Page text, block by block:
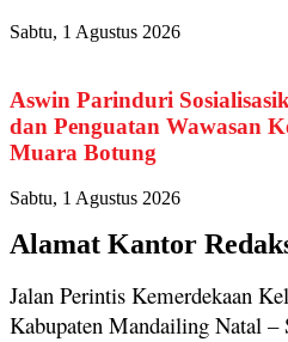
Sabtu, 1 Agustus 2026
Aswin Parinduri
dan Penguatan Wawasan
Muara Botung
Sabtu, 1 Agustus 2026
Alamat Kantor
Jalan Perintis Kemerdekaan
Kabupaten Mandailing Natal –